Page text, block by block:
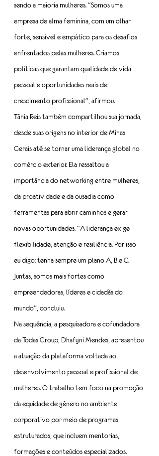
sendo a maioria mulheres. “Somos uma
empresa de alma feminina, com um olhar
forte, sensível e empático para os desafios
enfrentados pelas mulheres. Criamos
políticas que garantam qualidade de vida
pessoal e oportunidades reais de
crescimento profissional”, afirmou.
Tânia Reis também compartilhou sua jornada,
desde suas origens no interior de Minas
Gerais até se tornar uma liderança global no
comércio exterior. Ela ressaltou a
importância do networking entre mulheres,
da proatividade e da ousadia como
ferramentas para abrir caminhos e gerar
novas oportunidades. “A liderança exige
flexibilidade, atenção e resiliência. Por isso
eu digo: tenha sempre um plano A, B e C.
Juntas, somos mais fortes como
empreendedoras, líderes e cidadãs do
mundo”, concluiu.
Na sequência, a pesquisadora e cofundadora
da Todas Group, Dhafyni Mendes, apresentou
a atuação da plataforma voltada ao
desenvolvimento pessoal e profissional de
mulheres. O trabalho tem foco na promoção
da equidade de gênero no ambiente
corporativo por meio de programas
estruturados, que incluem mentorias,
formações e conteúdos especializados.